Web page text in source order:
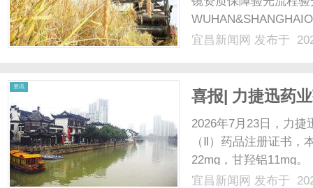
配镜的写字楼眼镜店
宜昌新闻网 发布于
资讯
喜报| 力捷迅药
2026年7月23日，力
（Ⅱ）药品注册证书
22mg，甘羟铝11mg
2026S02608）。铝镁
宜昌新闻网 发布于